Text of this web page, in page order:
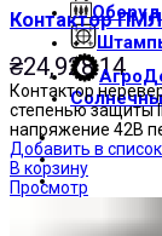
Контактор
₴24,928.14
Контактор
степенью защиты
напряжение 42В
Добавить в
В корзину
Просмотр